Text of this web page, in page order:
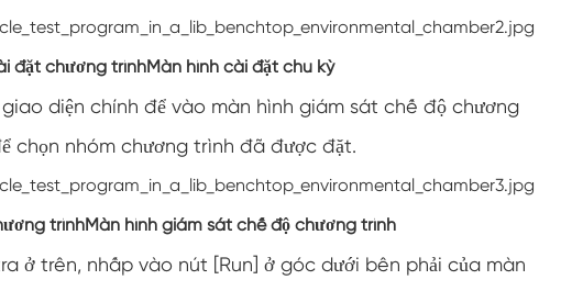
Buồng ổn định thử nghiệm lão hóa thủy phân
Buồng kiểm tra nhiệt độ và độ ẩm không đổi
Buồng đo độ cao
Buồng độ ẩm
đặt chương trìnhMàn hình cài đặt chu kỳ
diện chính để vào màn hình giám sát chế độ chương
chọn nhóm chương trình đã được đặt.
trìnhMàn hình giám sát chế độ chương trình
ở trên, nhấp vào nút [Run] ở góc dưới bên phải của màn